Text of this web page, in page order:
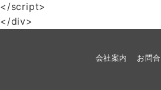
</script>
</div>
会社案内 お問